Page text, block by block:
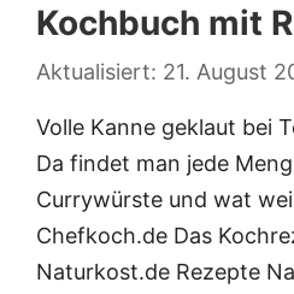
Kochbuch mit
21. August
Volle Kanne geklaut bei
Da findet man jede
Currywürste und wat
Chefkoch.de Das
Naturkost.de Rezepte